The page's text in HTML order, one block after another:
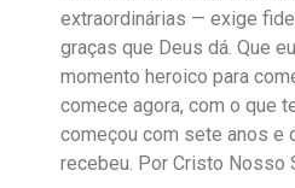
extraordinárias — exige
graças que Deus dá. Que
momento heroico para
comece agora, com o que
começou com sete anos e
recebeu. Por Cristo Nosso